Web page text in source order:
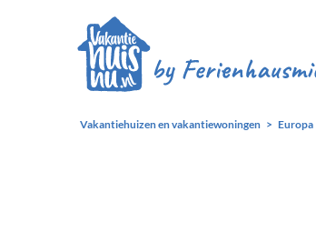
Vakantiehuizen en vakantiewoningen Europa